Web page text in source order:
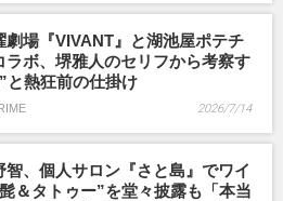
劇場『VIVANT』と湖池屋ポテチ
ラボ、堺雅人のセリフから考察す
と熱狂前の仕掛け
2026/7/14
智、個人サロン『さと島』でワイ
＆タトゥー”を堂々披露も「本当